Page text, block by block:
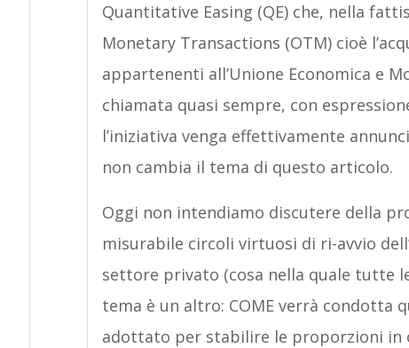
Quantitative Easing (QE) che, nella
Monetary Transactions (OTM) cioè
appartenenti all’Unione Economica e
chiamata quasi sempre, con
l’iniziativa venga effettivamente
non cambia il tema di questo articolo.
Oggi non intendiamo discutere della
misurabile circoli virtuosi di ri-avvio
settore privato (cosa nella quale tutte
tema è un altro: COME verrà condotta
adottato per stabilire le proporzioni